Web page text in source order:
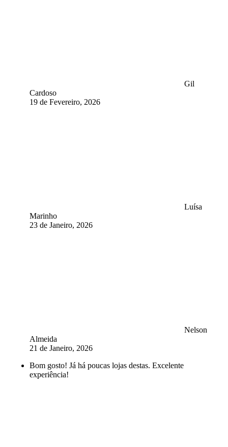
Gil
Cardoso
19 de Fevereiro, 2026
Luísa
Marinho
23 de Janeiro, 2026
Nelson
Almeida
21 de Janeiro, 2026
Bom gosto! Já há poucas lojas destas. Excelente
experiência!